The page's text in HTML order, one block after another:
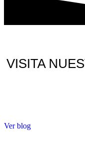
VISITA
Ver blog